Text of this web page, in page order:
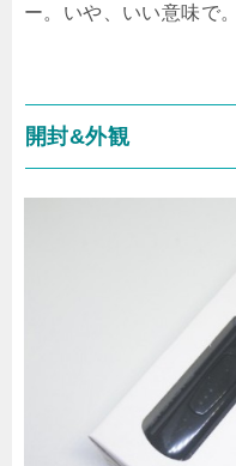
ー。いや、いい意味で。
開封&外観